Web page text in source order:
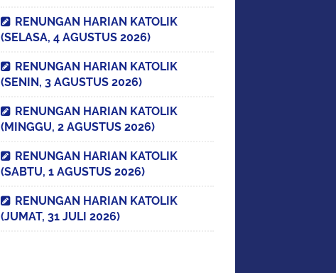
RENUNGAN HARIAN KATOLIK
(SELASA, 4 AGUSTUS 2026)
RENUNGAN HARIAN KATOLIK
(SENIN, 3 AGUSTUS 2026)
RENUNGAN HARIAN KATOLIK
(MINGGU, 2 AGUSTUS 2026)
RENUNGAN HARIAN KATOLIK
(SABTU, 1 AGUSTUS 2026)
RENUNGAN HARIAN KATOLIK
(JUMAT, 31 JULI 2026)